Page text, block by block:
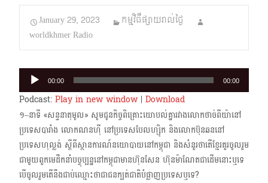
January 29, 2023
កម្មវិធីផ្សាយរាល់ថ្ងៃ
worldkhmer Radio
Audio
Player
00:00 00:00
Podcast: Play in new window| Download
១–នាទី «សន្ទនាតុមូល» សូមជូនកិច្ចពិគ្រោះយោបល់គ្នារវាង​លោកថាច់ពីយ៉ានៅ
ប្រទេសបារាំង លោក​ណនហ៊ី នៅប្រទេស​បែលហ្ស៊ិក និងលោក​ប៊ុនឆន​នៅ
ប្រទេសហុល្លង់ ស្ដីពីស្ថានការណ៍នយោបាយនៅកម្ពុជា​ និងសំនួរថាតើខ្មែរគួរចូលរួម
ជាមួយពួកមេដឹកនាំបច្ចុប្បន្ននៅកម្ពុជាមាន​ហ៊ុនសែន ហ៊ុនម៉ាណែតជាដើមនោះឬទេ​
បើចូលរួមតើនឹងជាប់ឈ្មោះថាជា​ជនក្បត់ជាតិបំផ្លាញប្រទេសឬទេ?​